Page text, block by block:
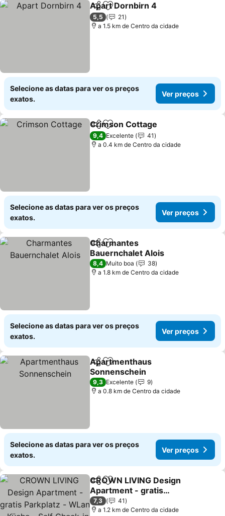
PartilharAdicionar aos favoritos
Apart Dornbirn 4
5,5
21
a 1.5 km de Centro da cidade
Selecione as datas para ver os preços
exatos.
Ver preços
PartilharAdicionar aos favoritos
Crimson Cottage
9,4 Excelente
41
a 0.4 km de Centro da cidade
Selecione as datas para ver os preços
exatos.
Ver preços
PartilharAdicionar aos favoritos
Charmantes
Bauernchalet Alois
8,4 Muito boa
38
a 1.8 km de Centro da cidade
Selecione as datas para ver os preços
exatos.
Ver preços
PartilharAdicionar aos favoritos
Apartmenthaus
Sonnenschein
9,3 Excelente
9
a 0.8 km de Centro da cidade
Selecione as datas para ver os preços
exatos.
Ver preços
PartilharAdicionar aos favoritos
CROWN LIVING Design
Apartment - gratis
Parkplatz - WLan - Küche
- Self Check-in
7,3
41
a 1.2 km de Centro da cidade